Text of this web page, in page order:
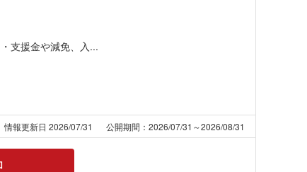
支援金や減免、入...
情報更新日 2026/07/31 公開期間：2026/07/31～2026/08/31